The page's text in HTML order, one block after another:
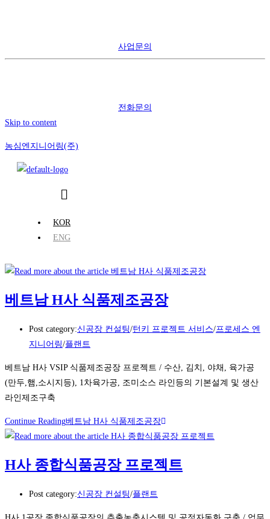
사업문의
전화문의
Skip to content
농심엔지니어링(주)
KOR
ENG
베트남 H사 식품제조공장
Post category:신공장 컨설팅/턴키 프로젝트 서비스/프로세스 엔
지니어링/플랜트
베트남 H사 VSIP 식품제조공장 프로젝트 / 수산, 김치, 야채, 육가공
(만두,햄,소시지등), 1차육가공, 조미소스 라인등의 기본설계 및 생산
라인제조구축
Continue Reading베트남 H사 식품제조공장
H사 종합식품공장 프로젝트
Post category:신공장 컨설팅/플랜트